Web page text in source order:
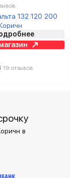
132 120 200
19 отзывов
в